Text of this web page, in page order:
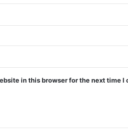
in this browser for the next time I